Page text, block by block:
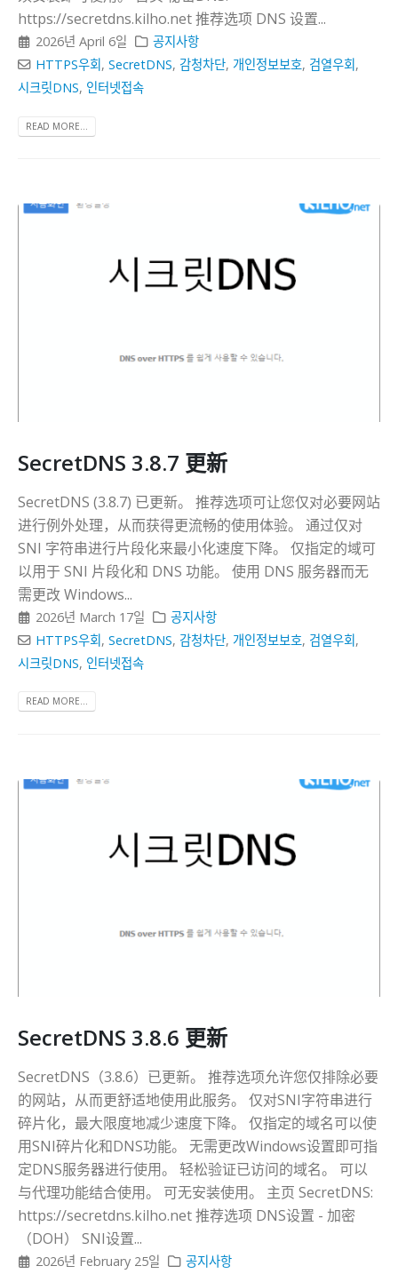
https://secretdns.kilho.net 推荐选项 DNS 设置...
2026년 April 6일
공지사항
HTTPS우회 ,SecretDNS,감청차단, 개인정보보호, 검열우회 ,
시크릿DNS, 인터넷접속
READ MORE...
SecretDNS 3.8.7 更新
SecretDNS (3.8.7) 已更新。 推荐选项可让您仅对必要网站
进行例外处理，从而获得更流畅的使用体验。 通过仅对
SNI 字符串进行片段化来最小化速度下降。 仅指定的域可
以用于 SNI 片段化和 DNS 功能。 使用 DNS 服务器而无
需更改 Windows...
2026년 March 17일
공지사항
HTTPS우회,SecretDNS,감청차단, 개인정보보호, 검열우회,
시크릿DNS, 인터넷접속
READ MORE...
SecretDNS 3.8.6 更新
SecretDNS（3.8.6）已更新。 推荐选项允许您仅排除必要
的网站，从而更舒适地使用此服务。 仅对SNI字符串进行
碎片化，最大限度地减少速度下降。 仅指定的域名可以使
用SNI碎片化和DNS功能。 无需更改Windows设置即可指
定DNS服务器进行使用。 轻松验证已访问的域名。 可以
与代理功能结合使用。 可无安装使用。 主页 SecretDNS:
https://secretdns.kilho.net 推荐选项 DNS设置 - 加密
（DOH） SNI设置...
2026년 February 25일
공지사항